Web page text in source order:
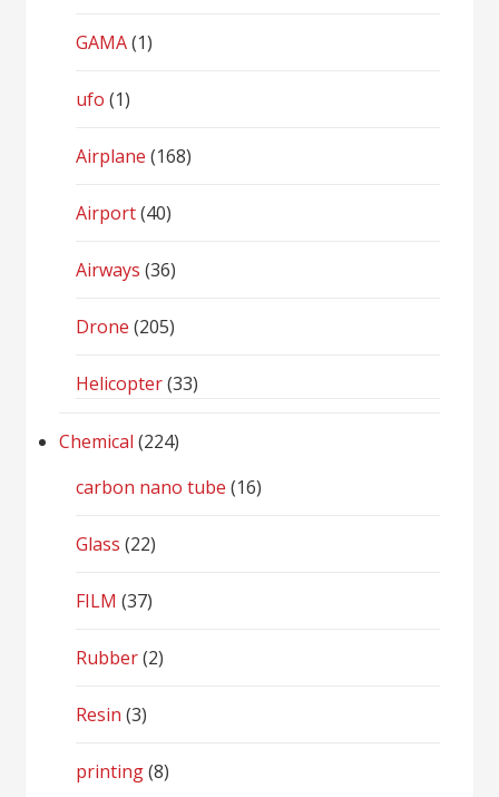
GAMA(1)
ufo (1)
Airplane (168)
Airport(40)
Airways (36)
Drone (205)
Helicopter(33)
Chemical (224)
carbon nano tube (16)
Glass (22)
FILM (37)
Rubber(2)
Resin (3)
printing(8)